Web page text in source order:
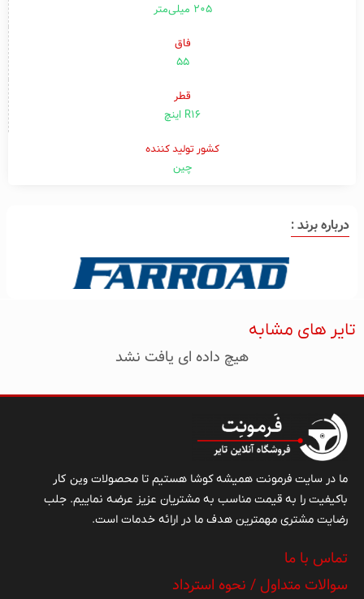
۲۰۵ میلی‌متر
فاق
۵۵
قطر
R16 اینچ
کشور تولید کننده
چین
درباره برند :
تایر های مشابه
هیچ داده ای یافت نشد
ما در سایت فرمونت همیشه کوشا هستیم تا محصولات وین کار
باکیفیت را به قیمت مناسب به مشتریان عزیز عرضه نماییم. جلب
رضایت مشتری مهمترین هدف ما در ارائه خدمات است.
تماس با ما
سوالات متداول / نحوه استرداد